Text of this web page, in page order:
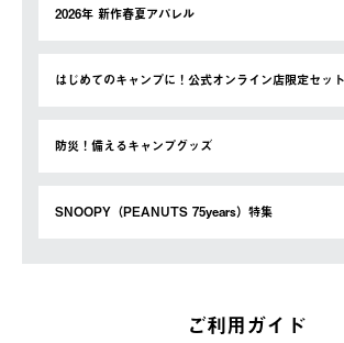
2026年 新作春夏アパレル
はじめてのキャンプに！公式オンライン店限定セット
防災！備えるキャンプグッズ
SNOOPY（PEANUTS 75years）特集
ご利用ガイド